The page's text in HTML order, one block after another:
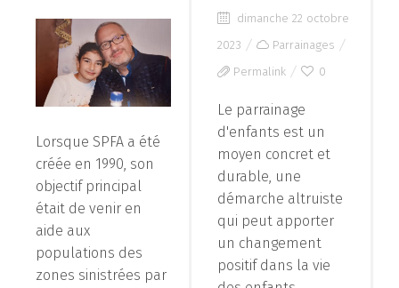
Lorsque SPFA a été
créée en 1990, son
objectif principal
était de venir en
aide aux
populations des
zones sinistrées par
dimanche 22 octobre
2023
Parrainages
Permalink
0
Le parrainage
d'enfants est un
moyen concret et
durable, une
démarche altruiste
qui peut apporter
un changement
positif dans la vie